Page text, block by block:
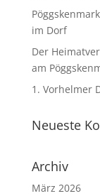
im Dorf
Der
am
1. Vorhelmer
Neueste
Archiv
März 2026